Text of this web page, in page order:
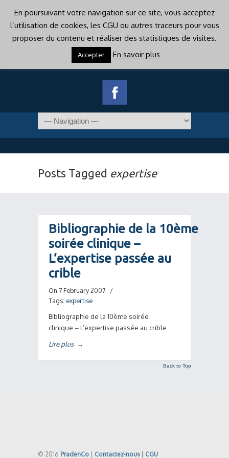
Posts Tagged expertise
Bibliographie de la 10ème
soirée clinique –
L’expertise passée au
crible
On 7 February 2007
/
Tags: expertise
Bibliographie de la 10ème soirée
clinique – L’expertise passée au crible
Lire plus →
Back to Top
© 2016 PradenCo Contactez-nous| CGU
En poursuivant votre navigation sur ce site, vous acceptez
l’utilisation de cookies, les CGU ou autres traceurs pour vous
proposer du contenu et réaliser des statistiques de visites.
Accepter En savoir plus